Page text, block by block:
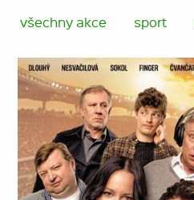
všechny akce sport